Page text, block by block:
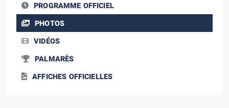
PROGRAMME OFFICIEL
PHOTOS
VIDÉOS
PALMARÈS
AFFICHES OFFICIELLES